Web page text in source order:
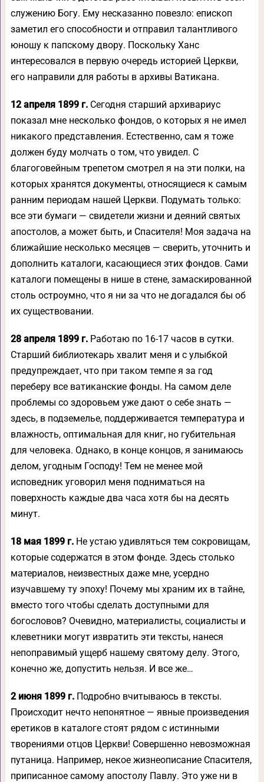
служению Богу. Ему несказанно повезло: епископ
заметил его способности и отправил талантливого
юношу к папскому двору. Поскольку Ханс
интересовался в первую очередь историей Церкви,
его направили для работы в архивы Ватикана.
12 апреля 1899 г.Сегодня старший архивариус
показал мне несколько фондов, о которых я не имел
никакого представления. Естественно, сам я тоже
должен буду молчать о том, что увидел. С
благоговейным трепетом смотрел я на эти полки, на
которых хранятся документы, относящиеся к самым
ранним периодам нашей Церкви. Подумать только:
все эти бумаги — свидетели жизни и деяний святых
апостолов, а может быть, и Спасителя! Моя задача на
ближайшие несколько месяцев — сверить, уточнить и
дополнить каталоги, касающиеся этих фондов. Сами
каталоги помещены в нише в стене, замаскированной
столь остроумно, что я ни за что не догадался бы об
их существовании.
28 апреля 1899 г.Работаю по 16-17 часов в сутки.
Старший библиотекарь хвалит меня и с улыбкой
предупреждает, что при таком темпе я за год
переберу все ватиканские фонды. На самом деле
проблемы со здоровьем уже дают о себе знать —
здесь, в подземелье, поддерживается температура и
влажность, оптимальная для книг, но губительная
для человека. Однако, в конце концов, я занимаюсь
делом, угодным Господу! Тем не менее мой
исповедник уговорил меня подниматься на
поверхность каждые два часа хотя бы на десять
минут.
18 мая 1899 г.Не устаю удивляться тем сокровищам,
которые содержатся в этом фонде. Здесь столько
материалов, неизвестных даже мне, усердно
изучавшему ту эпоху! Почему мы храним их в тайне,
вместо того чтобы сделать доступными для
богословов? Очевидно, материалисты, социалисты и
клеветники могут извратить эти тексты, нанеся
непоправимый ущерб нашему святому делу. Этого,
конечно же, допустить нельзя. И все же…
2 июня 1899 г.Подробно вчитываюсь в тексты.
Происходит нечто непонятное — явные произведения
еретиков в каталоге стоят рядом с истинными
творениями отцов Церкви! Совершенно невозможная
путаница. Например, некое жизнеописание Спасителя,
приписанное самому апостолу Павлу. Это уже ни в